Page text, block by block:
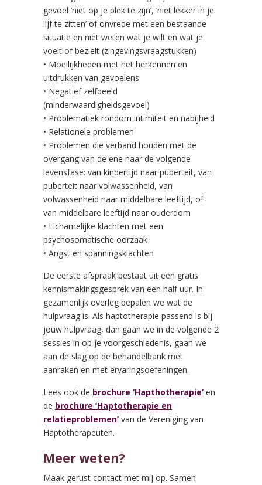
gevoel ‘niet op je plek te zijn’, ‘niet lekker in je
lijf te zitten’ of onvrede met een bestaande
situatie en niet weten wat je wilt en wat je
voelt of bezielt (zingevingsvraagstukken)
• Moeilijkheden met het herkennen en
uitdrukken van gevoelens
• Negatief zelfbeeld
(minderwaardigheidsgevoel)
• Problematiek rondom intimiteit en nabijheid
• Relationele problemen
• Problemen die verband houden met de
overgang van de ene naar de volgende
levensfase: van kindertijd naar puberteit, van
puberteit naar volwassenheid, van
volwassenheid naar middelbare leeftijd, of
van middelbare leeftijd naar ouderdom
• Lichamelijke klachten met een
psychosomatische oorzaak
• Angst en spanningsklachten
De eerste afspraak bestaat uit een gratis
kennismakingsgesprek van een half uur. In
gezamenlijk overleg bepalen we wat de
hulpvraag is. Als haptotherapie passend is bij
jouw hulpvraag, dan gaan we in de volgende 2
sessies in op je voorgeschiedenis, gaan we
aan de slag op de behandelbank met
aanraken en met ervaringsoefeningen.
Lees ook de brochure ‘Hapthotherapie’ en
de brochure ‘Haptotherapie en
relatieproblemen’ van de Vereniging van
Haptotherapeuten.
Meer weten?
Maak gerust contact met mij op. Samen